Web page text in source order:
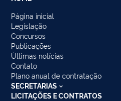
Página inicial
Legislação
Concursos
Publicações
Últimas notícias
Contato
Plano anual de contratação
SECRETARIAS
LICITAÇÕES E CONTRATOS